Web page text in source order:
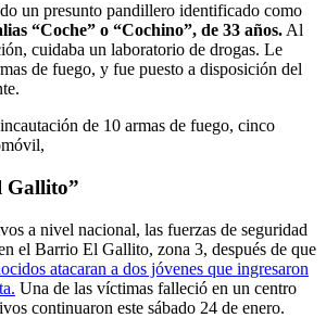
un presunto pandillero identificado como
“Coche” o “Cochino”, de 33 años. Al
cuidaba un laboratorio de drogas. Le
de fuego, y fue puesto a disposición del
de 10 armas de fuego, cinco
Gallito”
a nivel nacional, las fuerzas de seguridad
el Barrio El Gallito, zona 3, después de que
atacaran a dos jóvenes que ingresaron
Una de las víctimas falleció en un centro
continuaron este sábado 24 de enero.